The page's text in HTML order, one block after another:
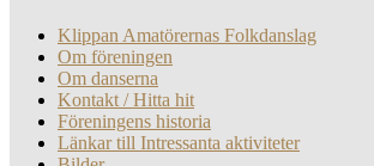
Klippan Amatörernas Folkdanslag
Om föreningen
Om danserna
Kontakt / Hitta hit
Föreningens historia
Länkar till Intressanta aktiviteter